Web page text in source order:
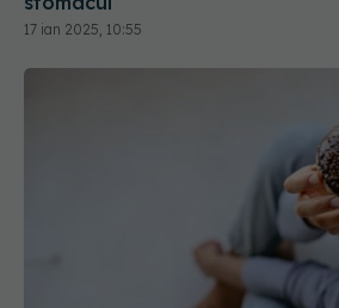
17 ian 2025, 10:55